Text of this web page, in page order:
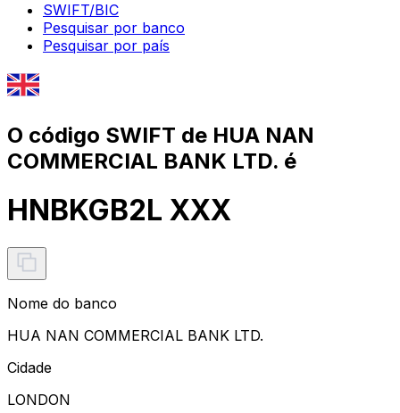
SWIFT/BIC
Pesquisar por banco
Pesquisar por país
O código SWIFT de HUA NAN
COMMERCIAL BANK LTD. é
HNBKGB2L XXX
Nome do banco
HUA NAN COMMERCIAL BANK LTD.
Cidade
LONDON